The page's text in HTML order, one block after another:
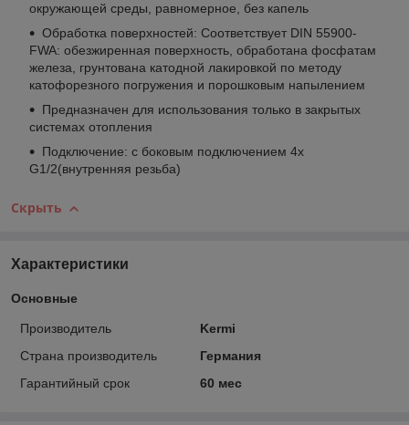
окружающей среды, равномерное, без капель
Обработка поверхностей: Соответствует DIN 55900-
FWA: обезжиренная поверхность, обработана фосфатам
железа, грунтована катодной лакировкой по методу
катофорезного погружения и порошковым напылением
Предназначен для использования только в закрытых
системах отопления
Подключение: с боковым подключением 4x
G1/2(внутренняя резьба)
Скрыть
Характеристики
Основные
Производитель
Kermi
Страна производитель
Германия
Гарантийный срок
60 мес